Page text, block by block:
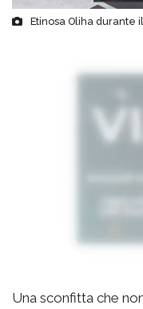
Etinosa Oliha durante
Una sconfitta che